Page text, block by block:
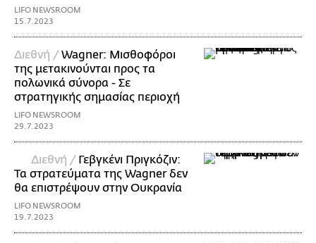
LIFO NEWSROOM
15.7.2023
Διεθνή /Wagner: Μισθοφόροι
της μετακινούνται προς τα
πολωνικά σύνορα - Σε
στρατηγικής σημασίας περιοχή
LIFO NEWSROOM
29.7.2023
Διεθνή / Γεβγκένι Πριγκόζιν:
Τα στρατεύματα της Wagner δεν
θα επιστρέψουν στην Ουκρανία
LIFO NEWSROOM
19.7.2023